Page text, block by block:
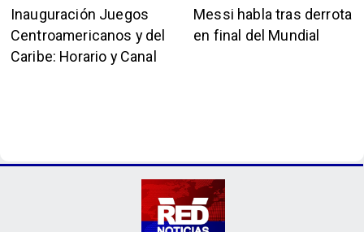
Inauguración Juegos
Centroamericanos y del
Caribe: Horario y Canal
Messi habla tras derrota
en final del Mundial